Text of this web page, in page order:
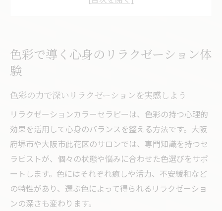
色を使ったリラクゼーション体験の流れ
堺市や此花区で注目のリラクゼーションサ
女性に人気のリラクゼーション施設の選び
方
地元でリラクゼーションを受けるメリット
リラクゼーションの予約時に確認したいこ
と
アクセスしやすいリラクゼーションの特徴
色彩で導く心身のリラクゼーション体
験
色彩の力で深いリラクゼーションを実感しよう
リラクゼーションカラーセラピーは、色彩の持つ心理的
効果を活用して心身のバランスを整える方法です。大阪
府堺市や大阪市此花区のサロンでは、専門知識を持つセ
ラピストが、個々の状態や悩みに合わせた色選びをサポ
ートします。色にはそれぞれ癒しや活力、不安緩和など
の特性があり、選ぶ色によって得られるリラクゼーショ
ンの深さも変わります。